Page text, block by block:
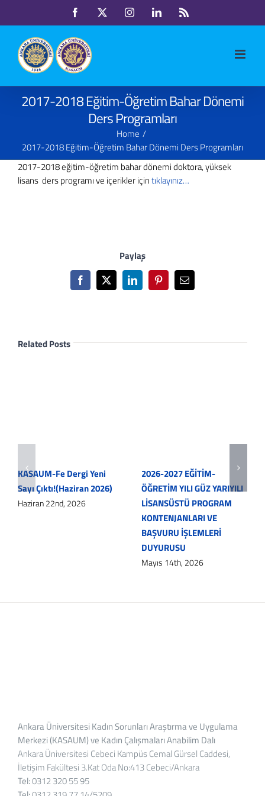
Facebook InstagramLinkedIn
2017-2018 Eğitim-Öğretim Bahar Dönemi
Ders Programları
Home
2017-2018 Eğitim-Öğretim Bahar Dönemi Ders Programları
2017-2018 eğitim-öğretim bahar dönemi doktora, yüksek
lisans ders programı ve içerikler içintıklayınız…
Paylaş
Facebook
X LinkedInPinterestEmail
Related Posts
KASAUM-Fe Dergi Yeni
Sayı Çıktı!(Haziran 2026)
Haziran 22nd, 2026
2026-2027 EĞİTİM-
ÖĞRETİM YILI GÜZ YARIYILI
LİSANSÜSTÜ PROGRAM
KONTENJANLARI VE
BAŞVURU İŞLEMLERİ
DUYURUSU
Mayıs 14th, 2026
Ankara Üniversitesi Kadın Sorunları Araştırma ve Uygulama
Merkezi (KASAUM) ve Kadın Çalışmaları Anabilim Dalı
Ankara Üniversitesi Cebeci Kampüs Cemal Gürsel Caddesi,
İletişim Fakültesi 3.Kat Oda No:413 Cebeci/Ankara
Tel:0312 320 55 95